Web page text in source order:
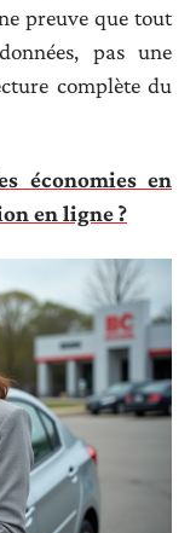
preuve que tout
pas une
complète du
économies en
en ligne ?